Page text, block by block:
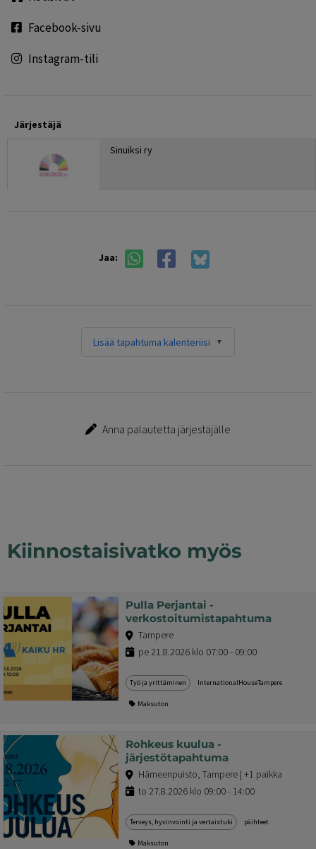
Facebook-sivu
Instagram-tili
Järjestäjä
Sinuiksi ry
Jaa:
Lisää tapahtuma kalenteriisi
Anna palautetta järjestäjälle
Kiinnostaisivatko myös
Pulla Perjantai -
verkostoitumistapahtuma
Tampere
pe 21.8.2026 klo 07:00 - 09:00
Työ ja yrittäminen InternationalHouseTampere
Maksuton
Rohkeus kuulua -
järjestötapahtuma
Hämeenpuisto, Tampere | +1 paikka
to 27.8.2026 klo 09:00 - 14:00
Terveys, hyvinvointi ja vertaistuki päihteet
Maksuton